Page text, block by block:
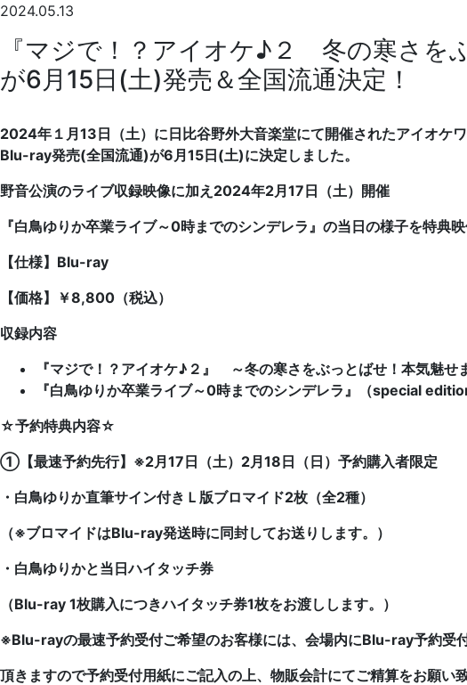
2024.05.13
『マジで！？アイオケ♪２ 冬の寒さを
が6月15日(土)発売＆全国流通決定！
2024年１月13日（土）に日比谷野外大音楽堂にて開催されたアイオ
Blu-ray発売(全国流通)が6月15日(土)に決定しました。
野音公演のライブ収録映像に加え2024年2月17日（土）開催
『白鳥ゆりか卒業ライブ～0時までのシンデレラ』の当日の様子を特典
【仕様】Blu-ray
【価格】￥8,800（税込）
収録内容
『マジで！？アイオケ♪２』 ～冬の寒さをぶっとばせ！本気魅せ
『白鳥ゆりか卒業ライブ～0時までのシンデレラ』（special
☆予約特典内容☆
①【最速予約先行】※2月17日（土）2月18日（日）予約購入者限定
・白鳥ゆりか直筆サイン付きＬ版ブロマイド2枚（全2種）
（※ブロマイドはBlu-ray発送時に同封してお送りします。）
・白鳥ゆりかと当日ハイタッチ券
（Blu-ray 1枚購入につきハイタッチ券1枚をお渡しします。）
※Blu-rayの最速予約受付ご希望のお客様には、会場内にBlu-ray予約受
頂きますので予約受付用紙にご記入の上、物販会計にてご精算をお願い致